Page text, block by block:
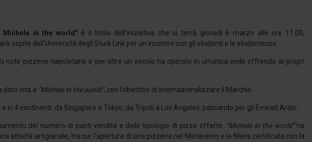
in the world" è il titolo dell’iniziativa che si terrà giovedì 6 marzo alle ore 11.00,
ospite dell’Università degli Studi Link per un incontro con gli studenti e le studentesse.
note pizzerie napoletane e per oltre un secolo ha operato in un’unica sede offrendo ai propri
dato vita a “Michele in the world”, con l’obiettivo di internazionalizzare il Marchio.
in 4 continenti: da Singapore a Tokyo, da Tripoli a Los Angeles, passando per gli Emirati Arabi.
del numero di punti vendita e delle tipologie di pizze offerte. “Michele in the world”ha
attività artigianale, tra cui: l’apertura di una pizzeria nel Metaverso e la filiera certificata con la